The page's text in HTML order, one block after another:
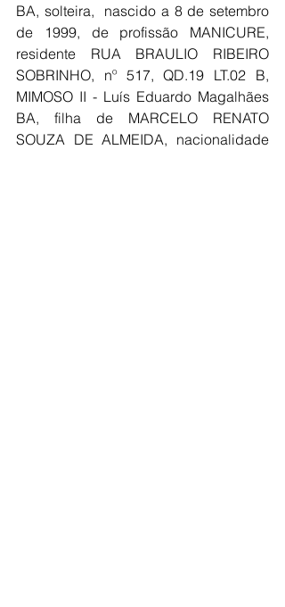
BA, solteira,  nascido a 8 de setembro
de 1999, de profissão MANICURE,
residente RUA BRAULIO RIBEIRO
SOBRINHO, nº 517, QD.19 LT.02 B,
MIMOSO II - Luís Eduardo Magalhães
BA, filha de MARCELO RENATO
SOUZA DE ALMEIDA, nacionalidade